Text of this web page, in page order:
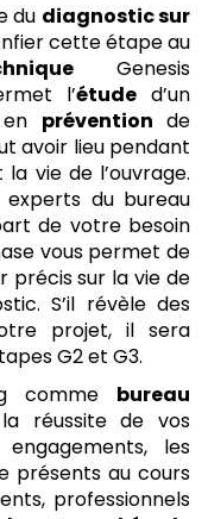
du diagnostic sur
cette étape au
Genesis
l’étuded’un
en prévention de
avoir lieu pendant
vie de l’ouvrage.
du bureau
de votre besoin
vous permet de
précis sur la vie de
S’il révèle des
projet, il sera
G2 et G3.
comme bureau
réussite de vos
les
présents au cours
professionnels